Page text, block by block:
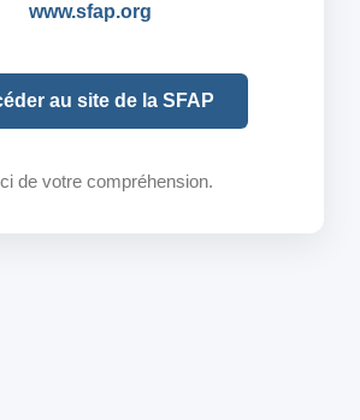
www.sfap.org
au site de la SFAP
de votre compréhension.